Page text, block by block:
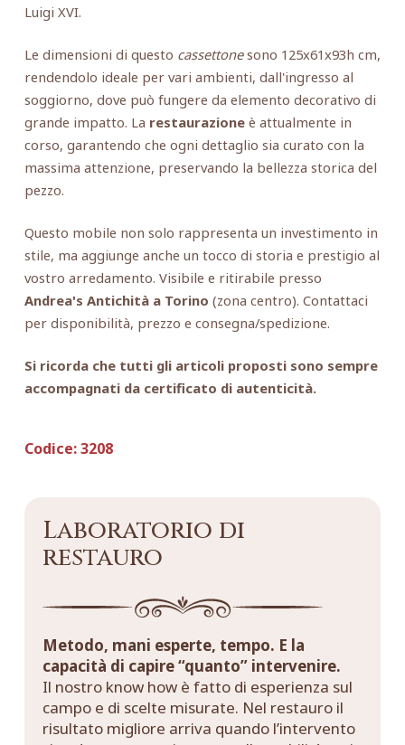
Luigi XVI.
Le dimensioni di questo cassettonesono 125x61x93h cm,
rendendolo ideale per vari ambienti, dall'ingresso al
soggiorno, dove può fungere da elemento decorativo di
grande impatto. La restaurazioneè attualmente in
corso, garantendo che ogni dettaglio sia curato con la
massima attenzione, preservando la bellezza storica del
pezzo.
Questo mobile non solo rappresenta un investimento in
stile, ma aggiunge anche un tocco di storia e prestigio al
vostro arredamento. Visibile e ritirabile presso
Andrea's Antichità a Torino (zona centro). Contattaci
per disponibilità, prezzo e consegna/spedizione.
Si ricorda che tutti gli articoli proposti sono sempre
accompagnati da certificato di autenticità.
Codice:3208
Laboratorio di
restauro
Metodo, mani esperte, tempo. E la
capacità di capire “quanto” intervenire.
Il nostro know how è fatto di esperienza sul
campo e di scelte misurate. Nel restauro il
risultato migliore arriva quando l’intervento